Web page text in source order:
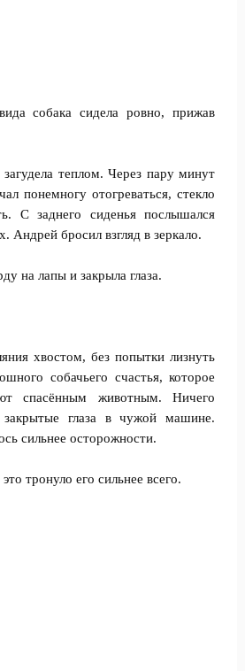
собака сидела ровно, прижав
загудела теплом. Через пару минут
понемногу отогреваться, стекло
С заднего сиденья послышался
Андрей бросил взгляд в зеркало.
на лапы и закрыла глаза.
хвостом, без попытки лизнуть
собачьего счастья, которое
спасённым животным. Ничего
глаза в чужой машине.
сильнее осторожности.
тронуло его сильнее всего.